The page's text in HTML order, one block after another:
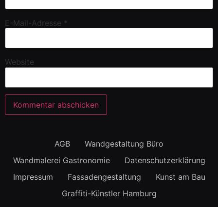
E-Mail-Adresse *
Website
AGB
Wandgestaltung Büro
Wandmalerei Gastronomie
Datenschutzerklärung
Impressum
Fassadengestaltung
Kunst am Bau
Graffiti-Künstler Hamburg